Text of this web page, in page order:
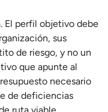
El perfil objetivo debe
sus
de riesgo, y no un
que apunte al
necesario
de deficiencias